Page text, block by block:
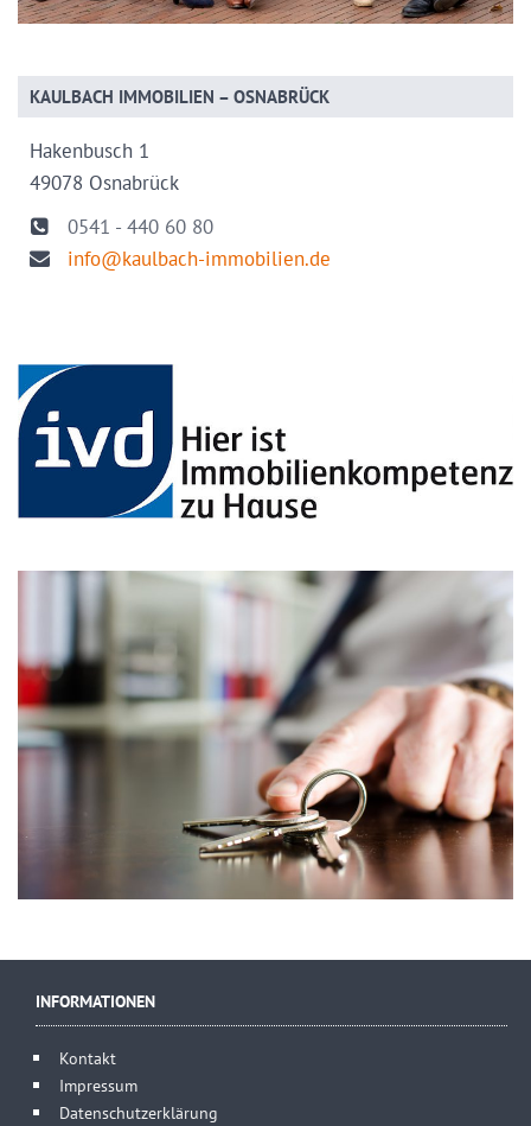
KAULBACH IMMOBILIEN – OSNABRÜCK
Hakenbusch 1
49078 Osnabrück
0541 - 440 60 80
info@kaulbach-immobilien.de
INFORMATIONEN
Kontakt
Impressum
Datenschutzerklärung